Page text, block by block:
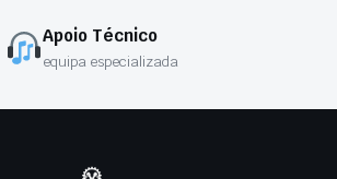
Apoio Técnico
equipa especializada